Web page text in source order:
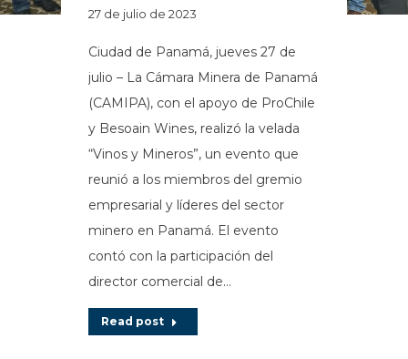
27 de julio de 2023
Ciudad de Panamá, jueves 27 de
julio – La Cámara Minera de Panamá
(CAMIPA), con el apoyo de ProChile
y Besoain Wines, realizó la velada
“Vinos y Mineros”, un evento que
reunió a los miembros del gremio
empresarial y líderes del sector
minero en Panamá. El evento
contó con la participación del
director comercial de…
Read post